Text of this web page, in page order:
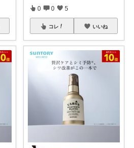
0 0 5
コレ いいね